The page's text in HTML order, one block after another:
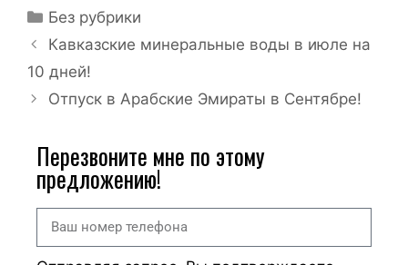
Без рубрики
Кавказские минеральные воды в июле на
10 дней!
Отпуск в Арабские Эмираты в Сентябре!
Перезвоните мне по этому
предложению!